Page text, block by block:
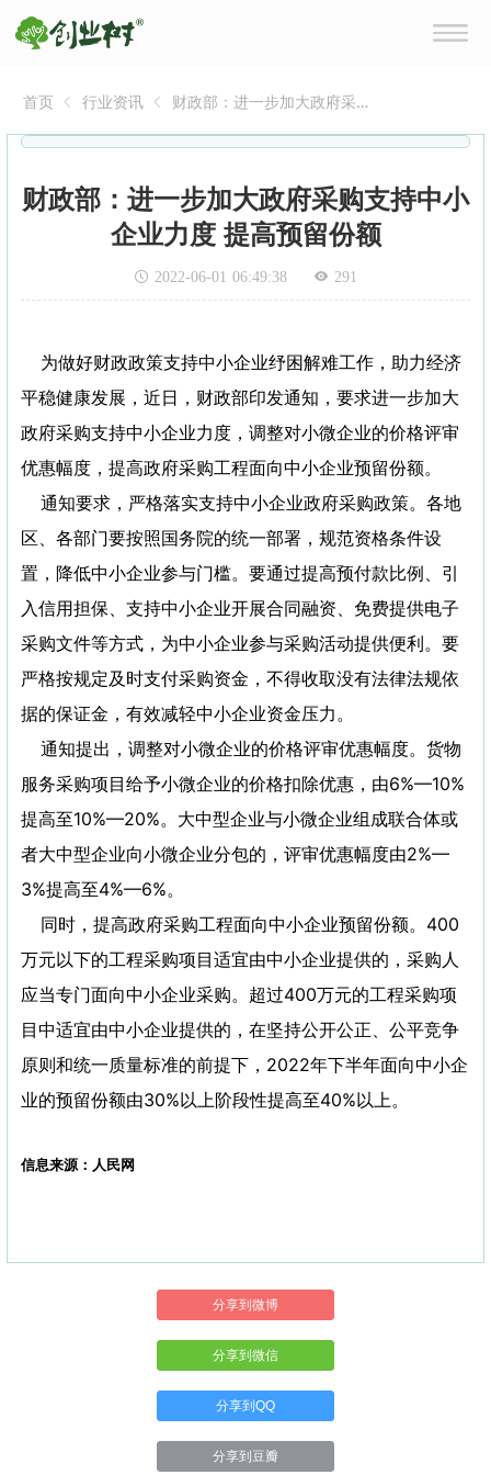
首页 行业资讯
财政部：进一步加大政府采
留份额
财政部：进一步加大政府采购支持中小
企业力度 提高预留份额
2022-06-01 06:49:38 291
为做好财政政策支持中小企业纾困解难工作，助力经济
平稳健康发展，近日，财政部印发通知，要求进一步加大
政府采购支持中小企业力度，调整对小微企业的价格评审
优惠幅度，提高政府采购工程面向中小企业预留份额。
通知要求，严格落实支持中小企业政府采购政策。各地
区、各部门要按照国务院的统一部署，规范资格条件设
置，降低中小企业参与门槛。要通过提高预付款比例、引
入信用担保、支持中小企业开展合同融资、免费提供电子
采购文件等方式，为中小企业参与采购活动提供便利。要
严格按规定及时支付采购资金，不得收取没有法律法规依
据的保证金，有效减轻中小企业资金压力。
通知提出，调整对小微企业的价格评审优惠幅度。货物
服务采购项目给予小微企业的价格扣除优惠，由6%—10%
提高至10%—20%。大中型企业与小微企业组成联合体或
者大中型企业向小微企业分包的，评审优惠幅度由2%—
3%提高至4%—6%。
同时，提高政府采购工程面向中小企业预留份额。400
万元以下的工程采购项目适宜由中小企业提供的，采购人
应当专门面向中小企业采购。超过400万元的工程采购项
目中适宜由中小企业提供的，在坚持公开公正、公平竞争
原则和统一质量标准的前提下，2022年下半年面向中小企
业的预留份额由30%以上阶段性提高至40%以上。
信息来源：人民网
分享到微博
分享到微信
分享到QQ
分享到豆瓣